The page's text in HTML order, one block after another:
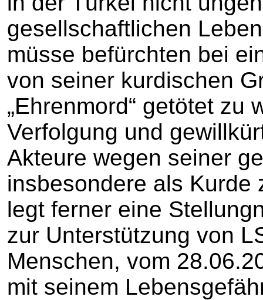
gesellschaftlichen
müsse befürchten bei
von seiner kurdischen
„Ehrenmord“ getötet zu
Verfolgung und
Akteure wegen seiner
insbesondere als Kurde
legt ferner eine
zur Unterstützung von
Menschen, vom
mit seinem